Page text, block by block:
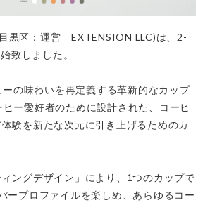
黒区：運営 EXTENSION LLC)は、2-
致しました。
の味わいを再定義する革新的なカップ
ー愛好者のために設計された、コーヒ
験を新たな次元に引き上げるためのカ
ィングデザイン」により、1つのカップで
ープロファイルを楽しめ、あらゆるコー